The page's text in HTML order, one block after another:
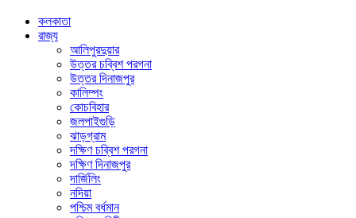
কলকাতা
রাজ্য
আলিপুরদুয়ার
উত্তর চব্বিশ পরগনা
উত্তর দিনাজপুর
কালিম্পং
কোচবিহার
জলপাইগুড়ি
ঝাড়গ্রাম
দক্ষিণ চব্বিশ পরগনা
দক্ষিণ দিনাজপুর
দার্জিলিং
নদিয়া
পশ্চিম বর্ধমান